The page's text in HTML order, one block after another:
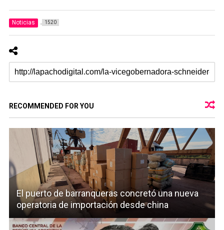
Noticias 1520
RECOMMENDED FOR YOU
El puerto de barranqueras concretó una nueva
operatoria de importación desde china